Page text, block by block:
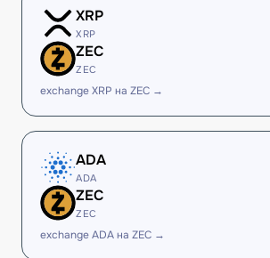
XRP
XRP
ZEC
ZEC
exchange XRP на ZEC →
ADA
ADA
ZEC
ZEC
exchange ADA на ZEC →